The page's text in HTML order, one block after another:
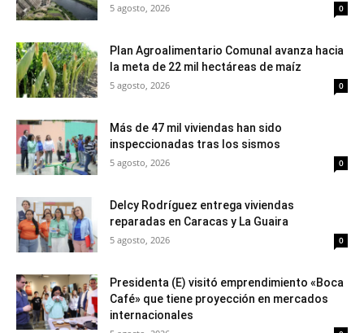
5 agosto, 2026 0
Plan Agroalimentario Comunal avanza hacia
la meta de 22 mil hectáreas de maíz
5 agosto, 2026 0
Más de 47 mil viviendas han sido
inspeccionadas tras los sismos
5 agosto, 2026 0
Delcy Rodríguez entrega viviendas
reparadas en Caracas y La Guaira
5 agosto, 2026 0
Presidenta (E) visitó emprendimiento «Boca
Café» que tiene proyección en mercados
internacionales